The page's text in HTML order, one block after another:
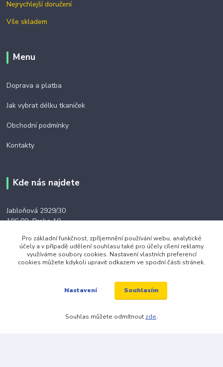
Nejrychlejší doručení
Vše skladem
Menu
Doprava a platba
Jak vybrat délku tkaniček
Obchodní podmínky
Kontakty
Kde nás najdete
Jabloňová 2929/30
106 00 Praha 10
(na této adrese není prodejna ani výdejní místo)
+420 703 024 309
Pro základní funkčnost, zpříjemnění používání webu, analytické
účely a v případě udělení souhlasu také pro účely cílení reklamy
využíváme soubory cookies. Nastavení vlastních preferencí
cookies můžete kdykoli upravit odkazem ve spodní části stránek.
Nastavení Souhlasím
Souhlas můžete odmítnout zde.